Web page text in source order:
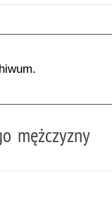
mężczyzny